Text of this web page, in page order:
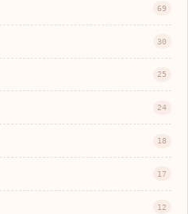
69
30
25
24
18
17
12